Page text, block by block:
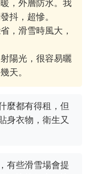
，外層防水。我
抖，超慘。
，滑雪時風大，
陽光，很容易曬
天。
麼都有得租，但
身衣物，衛生又
有些滑雪場會提